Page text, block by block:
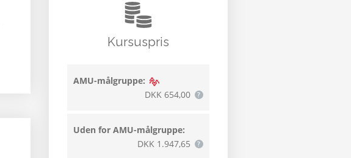
Kursuspris
AMU-målgruppe:
DKK 654,00
Uden for AMU-målgruppe:
DKK 1.947,65